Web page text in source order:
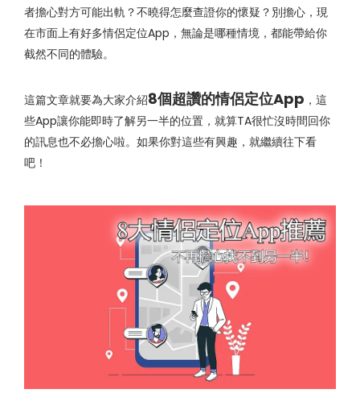
者擔心對方可能出軌？不曉得怎麼查證你的懷疑？別擔心，現
在市面上有好多情侶定位App，無論是哪種情境，都能帶給你
截然不同的體驗。
這篇文章就要為大家介紹8個超讚的情侶定位App ，這
些App讓你能即時了解另一半的位置，就算TA很忙沒時間回你
的訊息也不必擔心啦。如果你對這些有興趣，就繼續往下看
吧！